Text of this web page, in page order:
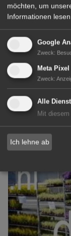
GABOT
1A-Lage, ihre
Repräsentative
IHREN Betrieb!
GABOT
möchten, um
Informationen
Google
Zweck:
Meta Pixel
Zweck:
Alle
Mit
Ich lehne ab